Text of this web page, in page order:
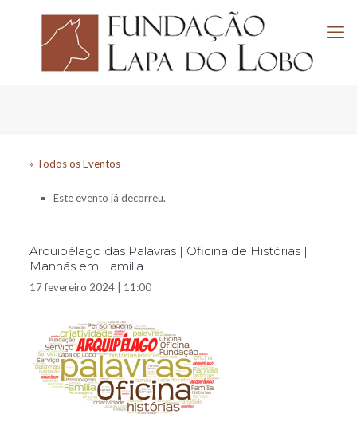
« Todos os Eventos
Este evento já decorreu.
Arquipélago das Palavras | Oficina de Histórias |
Manhãs em Família
17 fevereiro 2024 | 11:00